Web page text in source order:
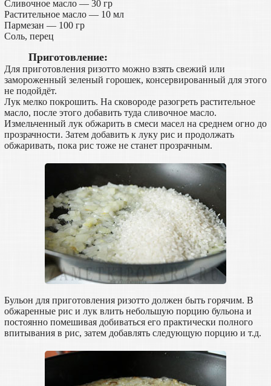
Сливочное масло — 30 гр
Растительное масло — 10 мл
Пармезан — 100 гр
Соль, перец
Приготовление:
Для приготовления ризотто можно взять свежий или
замороженный зеленый горошек, консервированный для этого
не подойдёт.
Лук мелко покрошить. На сковороде разогреть растительное
масло, после этого добавить туда сливочное масло.
Измельченный лук обжарить в смеси масел на среднем огно до
прозрачности. Затем добавить к луку рис и продолжать
обжаривать, пока рис тоже не станет прозрачным.
Бульон для приготовления ризотто должен быть горячим. В
обжаренные рис и лук влить небольшую порцию бульона и
постоянно помешивая добиваться его практически полного
впитывания в рис, затем добавлять следующую порцию и т.д.